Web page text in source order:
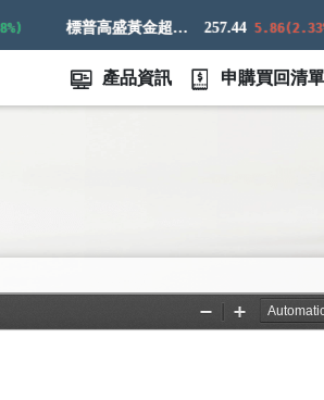
標普高盛黃金超額回報指數 257.44 5.86(2.33%)
產品資訊 申購買回清單